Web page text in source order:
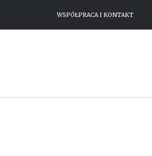
WSPÓŁPRACA I KONTAKT